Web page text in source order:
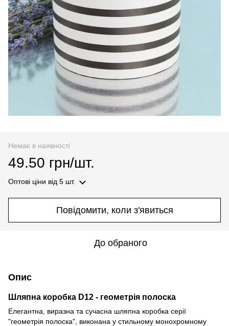
Немає в наявності
49.50 грн/шт.
Оптові ціни від 5 шт.
Повідомити, коли з'явиться
До обраного
Опис
Шляпна коробка D12 - геометрія полоска
Елегантна, виразна та сучасна шляпна коробка серії
"геометрія полоска", виконана у стильному монохромному